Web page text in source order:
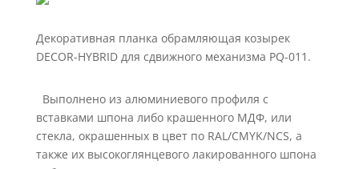
Декоративная планка обрамляющая козырек
DECOR-HYBRID для сдвижного механизма PQ-011.
Выполнено из алюминиевого профиля с
вставками шпона либо крашенного МДФ, или
стекла, окрашенных в цвет по RAL/CMYK/NCS, а
также их высокоглянцевого лакированного шпона